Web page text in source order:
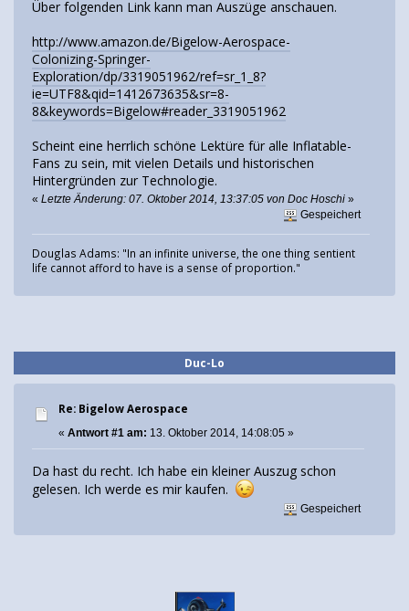
Über folgenden Link kann man Auszüge anschauen.
http://www.amazon.de/Bigelow-Aerospace-
Colonizing-Springer-
Exploration/dp/3319051962/ref=sr_1_8?
ie=UTF8&qid=1412673635&sr=8-
8&keywords=Bigelow#reader_3319051962
Scheint eine herrlich schöne Lektüre für alle Inflatable-
Fans zu sein, mit vielen Details und historischen
Hintergründen zur Technologie.
« Letzte Änderung: 07. Oktober 2014, 13:37:05 von Doc Hoschi »
Gespeichert
Douglas Adams: "In an infinite universe, the one thing sentient
life cannot afford to have is a sense of proportion."
Duc-Lo
Re: Bigelow Aerospace
« Antwort #1 am: 13. Oktober 2014, 14:08:05 »
Da hast du recht. Ich habe ein kleiner Auszug schon
gelesen. Ich werde es mir kaufen.
Gespeichert